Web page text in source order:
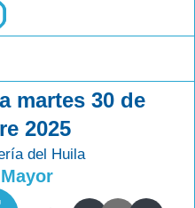
martes 30 de
2025
del Huila